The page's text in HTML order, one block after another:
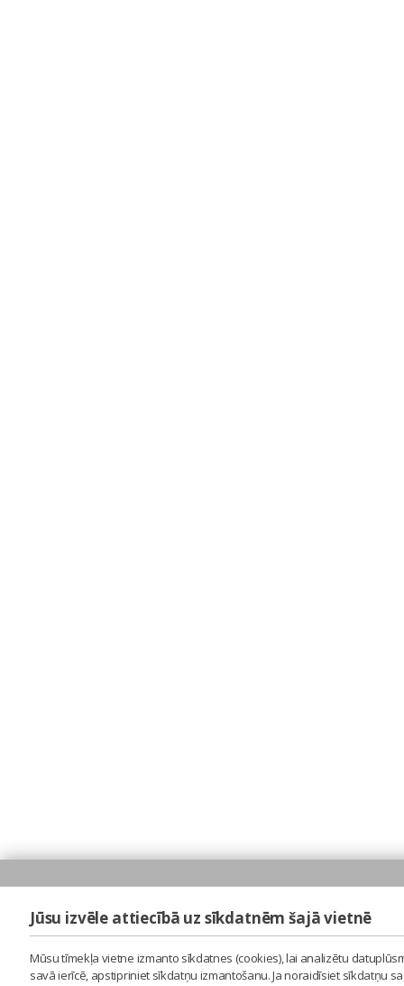
Jūsu izvēle attiecībā uz sīkdatnēm šajā vietnē
Mūsu tīmekļa vietne izmanto sīkdatnes (cookies), lai analizētu
savā ierīcē, apstipriniet sīkdatņu izmantošanu. Ja noraidīsiet sīkdatņu